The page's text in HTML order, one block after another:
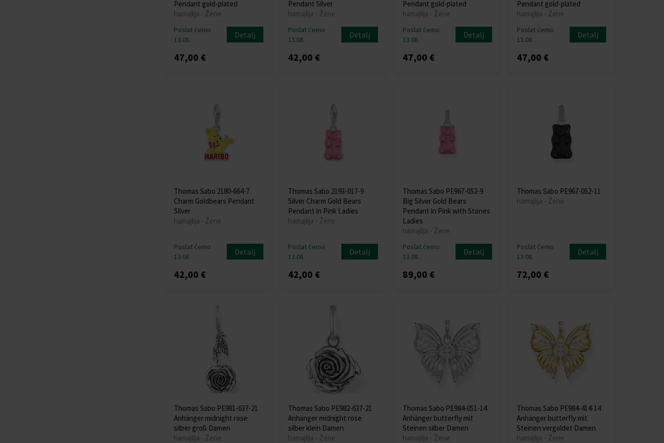
Pendant gold-plated
hamajlija - Žene
Poslat ćemo
13.08.
Detalj
47,00 €
Pendant Silver
hamajlija - Žene
Poslat ćemo
13.08.
Detalj
42,00 €
Pendant gold-plated
hamajlija - Žene
Poslat ćemo
13.08.
Detalj
47,00 €
Pendant gold-plated
hamajlija - Žene
Poslat ćemo
13.08.
Detalj
47,00 €
Thomas Sabo 2180-664-7
Charm Goldbears Pendant
Silver
hamajlija - Žene
Poslat ćemo
13.08.
Detalj
42,00 €
Thomas Sabo 2193-017-9
Silver Charm Gold Bears
Pendant in Pink Ladies
hamajlija - Žene
Poslat ćemo
13.08.
Detalj
42,00 €
Thomas Sabo PE967-052-9
Big Silver Gold Bears
Pendant in Pink with Stones
Ladies
hamajlija - Žene
Poslat ćemo
13.08.
Detalj
89,00 €
Thomas Sabo PE967-052-11
hamajlija - Žene
Poslat ćemo
13.08.
Detalj
72,00 €
Thomas Sabo PE981-637-21
Anhänger midnight rose
silber groß Damen
hamajlija - Žene
Thomas Sabo PE982-637-21
Anhänger midnight rose
silber klein Damen
hamajlija - Žene
Thomas Sabo PE984-051-14
Anhänger butterfly mit
Steinen silber Damen
hamajlija - Žene
Thomas Sabo PE984-414-14
Anhänger butterfly mit
Steinen vergoldet Damen
hamajlija - Žene